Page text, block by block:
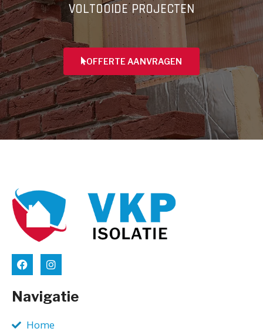
VOLTOOIDE PROJECTEN
OFFERTE AANVRAGEN
Navigatie
Home